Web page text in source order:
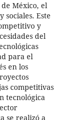
México, el
sociales. Este
y
del
para el
en los
competitivas
tecnológica
se realizó a